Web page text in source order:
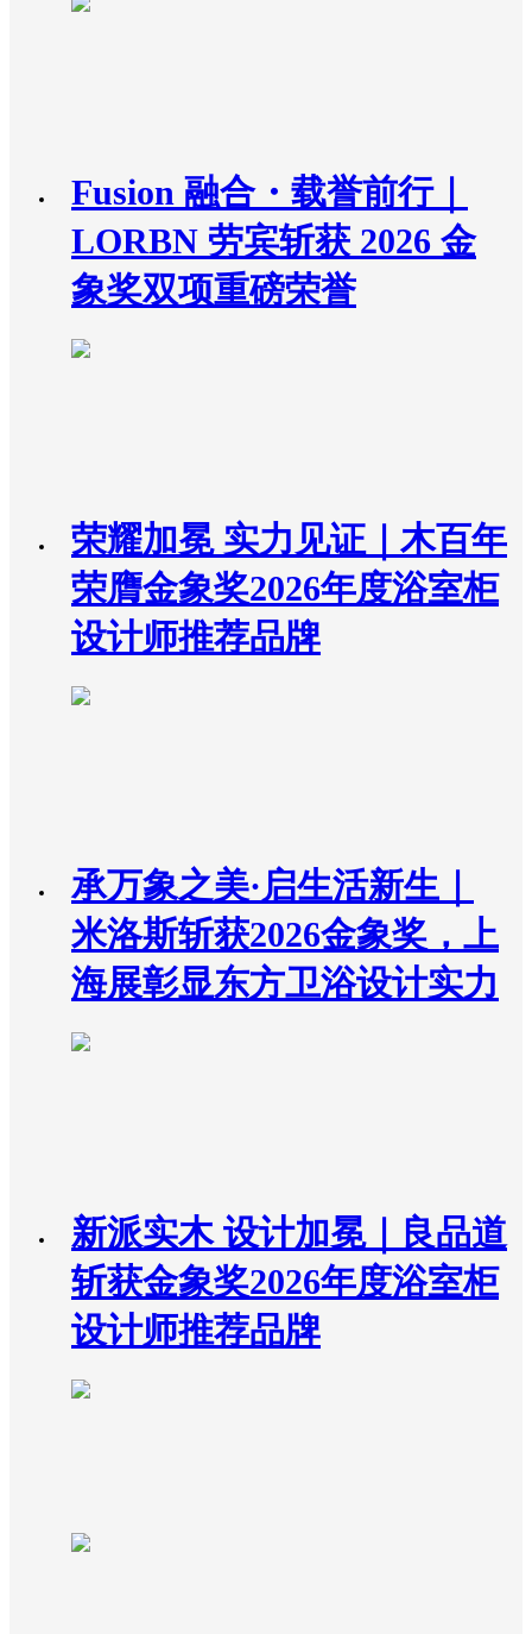
Fusion 融合・载誉前行｜
LORBN 劳宾斩获 2026 金
象奖双项重磅荣誉
荣耀加冕 实力见证｜木百年
荣膺金象奖2026年度浴室柜
设计师推荐品牌
承万象之美·启生活新生｜
米洛斯斩获2026金象奖，上
海展彰显东方卫浴设计实力
新派实木 设计加冕｜良品道
斩获金象奖2026年度浴室柜
设计师推荐品牌